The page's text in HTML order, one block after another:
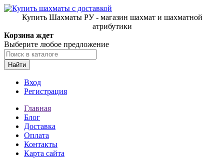
Купить Шахматы РУ - магазин шахмат и шахматной
атрибутики
Корзина ждет
Выберите любое предложение
Найти
Вход
Регистрация
Главная
Блог
Доставка
Оплата
Контакты
Карта сайта